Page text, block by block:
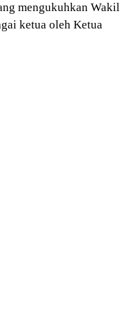
mengukuhkan Wakil
ketua oleh Ketua